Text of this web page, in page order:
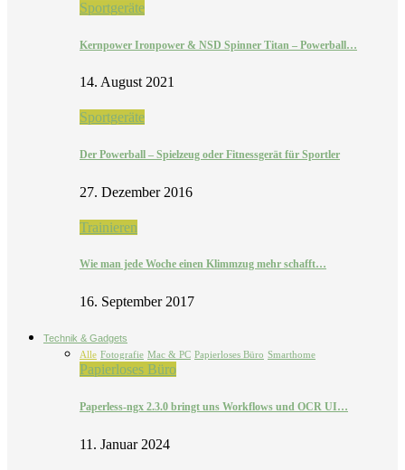
Sportgeräte
Kernpower Ironpower & NSD Spinner Titan – Powerball…
14. August 2021
Sportgeräte
Der Powerball – Spielzeug oder Fitnessgerät für Sportler
27. Dezember 2016
Trainieren
Wie man jede Woche einen Klimmzug mehr schafft…
16. September 2017
Technik & Gadgets
Alle Fotografie Mac & PC Papierloses Büro Smarthome
Papierloses Büro
Paperless-ngx 2.3.0 bringt uns Workflows und OCR UI…
11. Januar 2024